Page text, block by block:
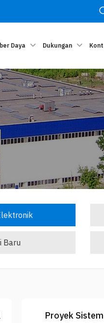
Daya Dukungan
Baru
Proyek